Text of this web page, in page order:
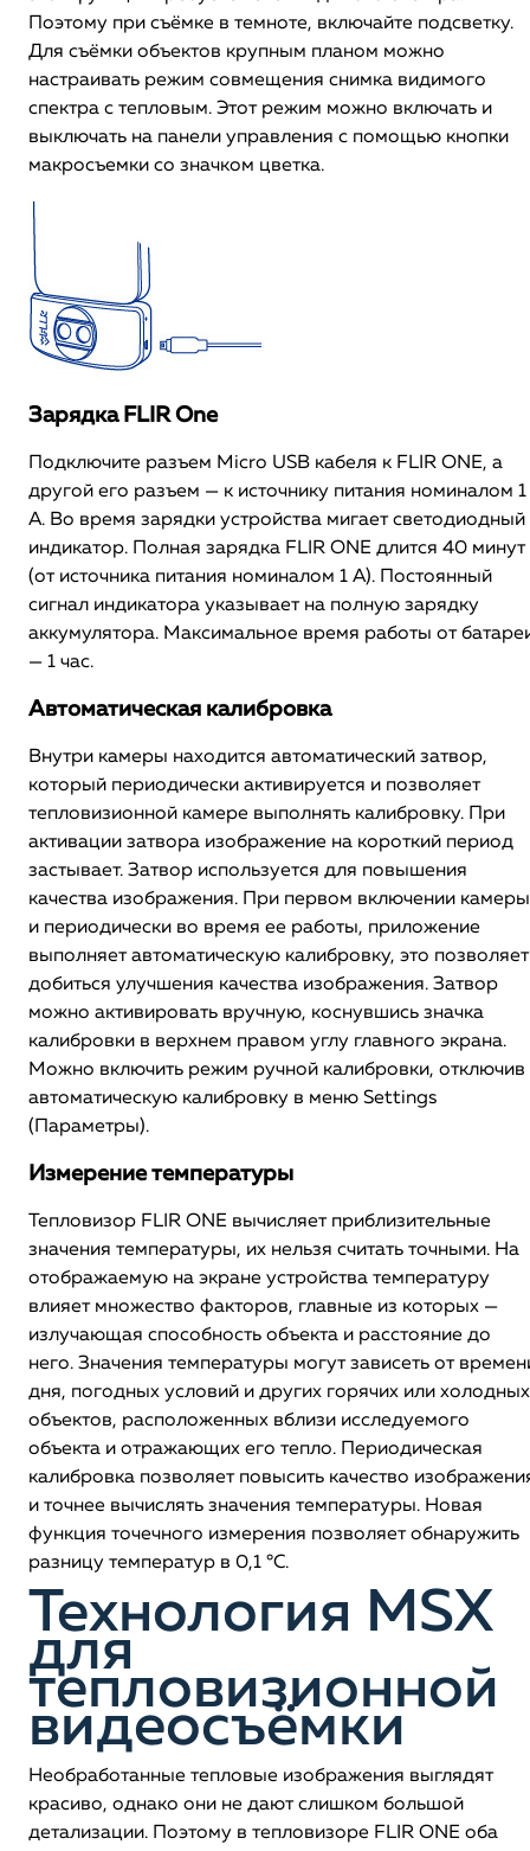
Поэтому при съёмке в темноте, включайте подсветку.
Для съёмки объектов крупным планом можно
настраивать режим совмещения снимка видимого
спектра с тепловым. Этот режим можно включать и
выключать на панели управления с помощью кнопки
макросъемки со значком цветка.
Зарядка FLIR One
Подключите разъем Micro USB кабеля к FLIR ONE, а
другой его разъем — к источнику питания номиналом 1
А. Во время зарядки устройства мигает светодиодный
индикатор. Полная зарядка FLIR ONE длится 40 минут
(от источника питания номиналом 1 А). Постоянный
сигнал индикатора указывает на полную зарядку
аккумулятора. Максимальное время работы от
— 1 час.
Автоматическая калибровка
Внутри камеры находится автоматический затвор,
который периодически активируется и позволяет
тепловизионной камере выполнять калибровку. При
активации затвора изображение на короткий период
застывает. Затвор используется для повышения
качества изображения. При первом включении камеры
и периодически во время ее работы, приложение
выполняет автоматическую калибровку, это позволяет
добиться улучшения качества изображения. Затвор
можно активировать вручную, коснувшись значка
калибровки в верхнем правом углу главного экрана.
Можно включить режим ручной калибровки, отключив
автоматическую калибровку в меню Settings
(Параметры).
Измерение температуры
Тепловизор FLIR ONE вычисляет приблизительные
значения температуры, их нельзя считать точными. На
отображаемую на экране устройства температуру
влияет множество факторов, главные из которых —
излучающая способность объекта и расстояние до
него. Значения температуры могут зависеть от
дня, погодных условий и других горячих или холодных
объектов, расположенных вблизи исследуемого
объекта и отражающих его тепло. Периодическая
калибровка позволяет повысить качество
и точнее вычислять значения температуры. Новая
функция точечного измерения позволяет обнаружить
разницу температур в 0,1 °C.
Технология MSX
для
тепловизионной
видеосъёмки
Необработанные тепловые изображения выглядят
красиво, однако они не дают слишком большой
детализации. Поэтому в тепловизоре FLIR ONE оба